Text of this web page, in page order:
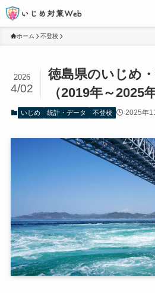
ホーム 不登校
徳島県のいじめ
（2019年～2025年
2026
4/02
いじめ 統計・データ 不登校 2025年